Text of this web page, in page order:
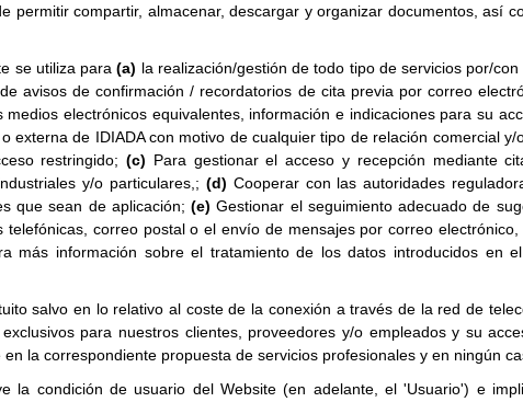
permitir compartir, almacenar, descargar y organizar documentos, así
se utiliza para(a) la realización/gestión de todo tipo de servicios por/
avisos de confirmación / recordatorios de cita previa por correo
electrónicos equivalentes, información e indicaciones para su
externa de IDIADA con motivo de cualquier tipo de relación comercial
restringido;(c) Para gestionar el acceso y recepción mediante
y/o particulares,; (d) Cooperar con las autoridades
que sean de aplicación;(e)Gestionar el seguimiento adecuado de
telefónicas, correo postal o el envío de mensajes por correo
más información sobre el tratamiento de los datos introducidos en
salvo en lo relativo al coste de la conexión a través de la red de
para nuestros clientes, proveedores y/o empleados y su
la correspondiente propuesta de servicios profesionales y en ningún
la condición de usuario del Website (en adelante, el 'Usuario') e